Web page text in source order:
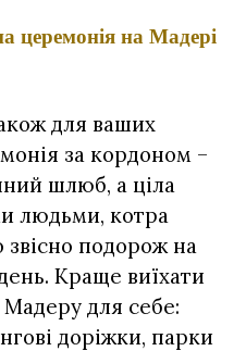
церемонія на Мадері
для ваших
за кордоном –
шлюб, а ціла
людьми, котра
звісно подорож на
Краще виїхати
для себе:
доріжки, парки